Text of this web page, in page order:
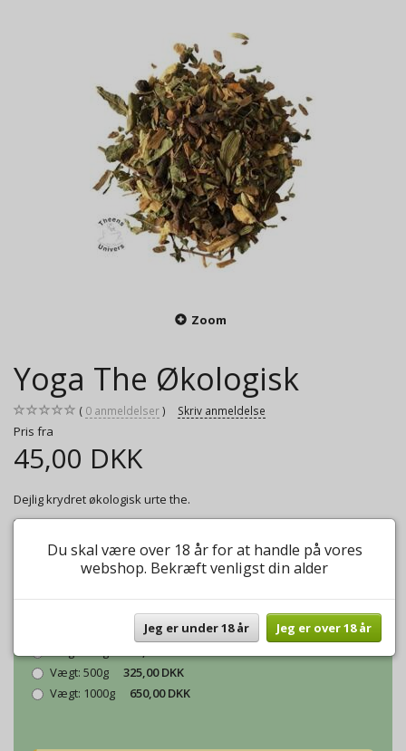
Zoom
Yoga The Økologisk
0 anmeldelser Skriv anmeldelse
Pris fra
45,00 DKK
Dejlig krydret økologisk urte the.
Mere information
Model/varenr.: Yoga the
45,00 DKK
65,00 DKK
Vægt: 500g
325,00 DKK
Vægt: 1000g 650,00 DKK
Du skal være over 18 år for at handle på vores
webshop. Bekræft venligst din alder
Jeg er under 18 år Jeg er over 18 år